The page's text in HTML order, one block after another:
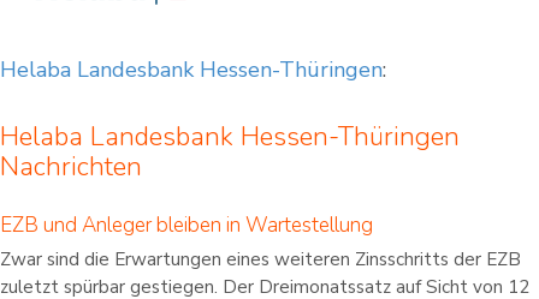
Helaba Landesbank Hessen-Thüringen:
Helaba Landesbank Hessen-Thüringen
Nachrichten
EZB und Anleger bleiben in Wartestellung
Zwar sind die Erwartungen eines weiteren Zinsschritts der EZB
zuletzt spürbar gestiegen. Der Dreimonatssatz auf Sicht von 12